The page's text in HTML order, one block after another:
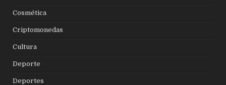
Cosmética
Criptomonedas
Cultura
Deporte
Deportes